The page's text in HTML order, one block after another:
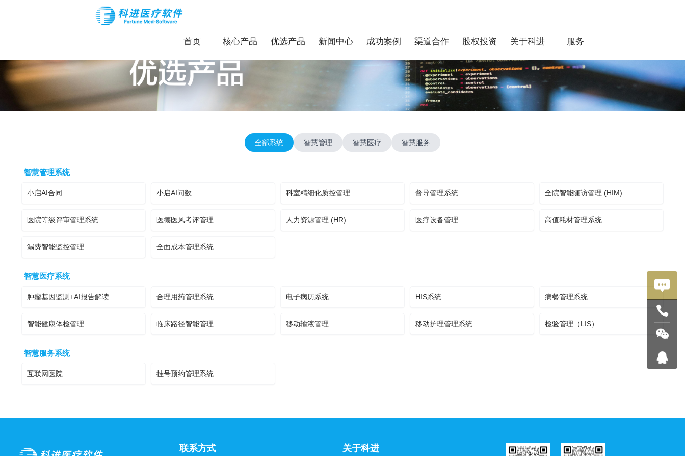
首页 核心产品 优选产品 新闻中心 成功案例 渠道合作 股权投资 关于科进 服务
全部系统 智慧管理 智慧医疗 智慧服务
智慧管理系统
小启AI合同 小启AI问数 科室精细化质控管理 督导管理系统 全院智能随访管理 (HIM)
医院等级评审管理系统 医德医风考评管理 人力资源管理 (HR) 医疗设备管理 高值耗材管理系统
漏费智能监控管理 全面成本管理系统
智慧医疗系统
肿瘤基因监测+AI报告解读 合理用药管理系统 电子病历系统 HIS系统 病餐管理系统
智能健康体检管理 临床路径智能管理 移动输液管理 移动护理管理系统 检验管理（LIS）
智慧服务系统
互联网医院 挂号预约管理系统
联系方式 关于科进